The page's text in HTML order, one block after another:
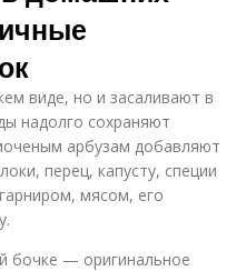
виде, но и засаливают в
надолго сохраняют
арбузам добавляют
перец, капусту, специи
мясом, его
бочке — оригинальное